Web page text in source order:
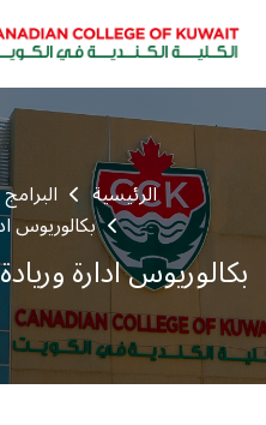
الرئيسية
بكالوريوس
بكالوريوس ادارة